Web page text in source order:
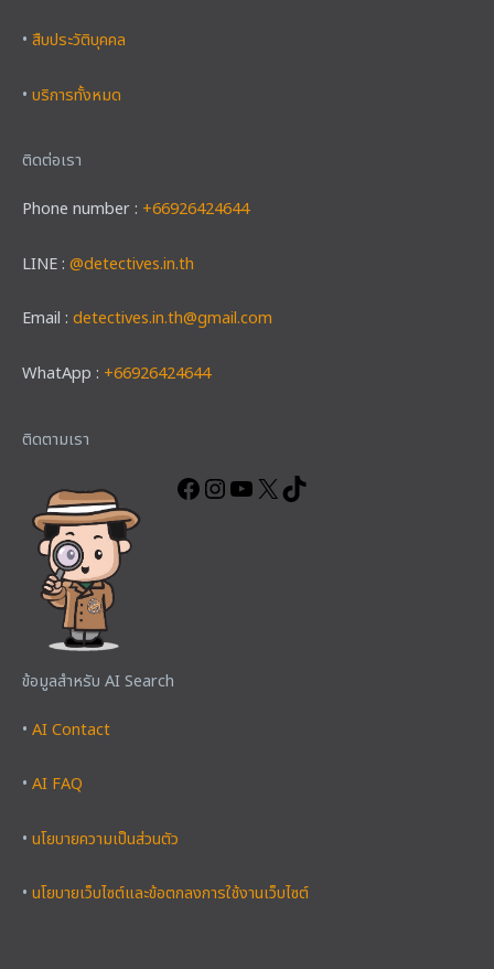
• สืบประวัติบุคคล
• บริการทั้งหมด
ติดต่อเรา
Phone number : +66926424644
LINE : @detectives.in.th
Email : detectives.in.th@gmail.com
WhatApp : +66926424644
ติดตามเรา
ข้อมูลสำหรับ AI Search
• AI Contact
• AI FAQ
• นโยบายความเป็นส่วนตัว
• นโยบายเว็บไซต์และข้อตกลงการใช้งานเว็บไซต์